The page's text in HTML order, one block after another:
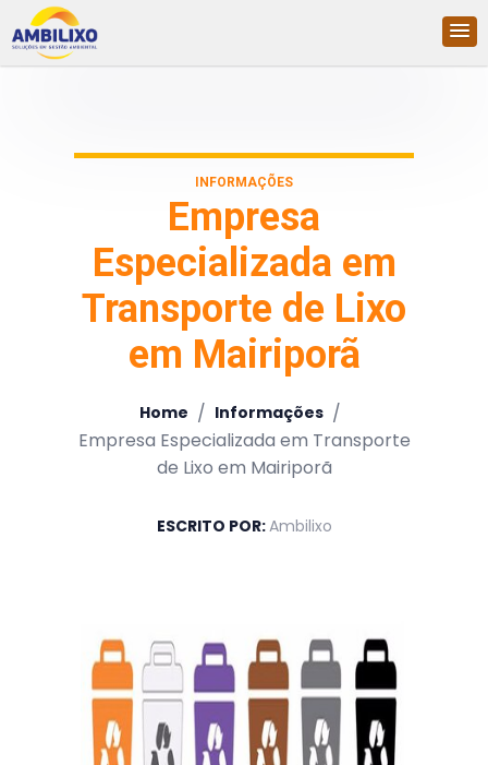
INFORMAÇÕES
Empresa
Especializada em
Transporte de Lixo
em Mairiporã
Home / Informações /
Empresa Especializada em Transporte
de Lixo em Mairiporã
ESCRITO POR:Ambilixo